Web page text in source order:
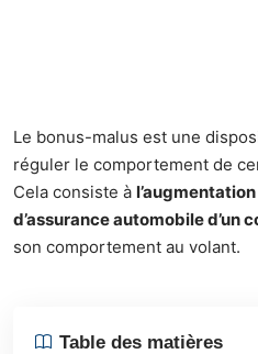
Le bonus-malus est une
réguler le comportement de
Cela consiste à
d’assurance automobile d’un
son comportement au volant.
Table des matières